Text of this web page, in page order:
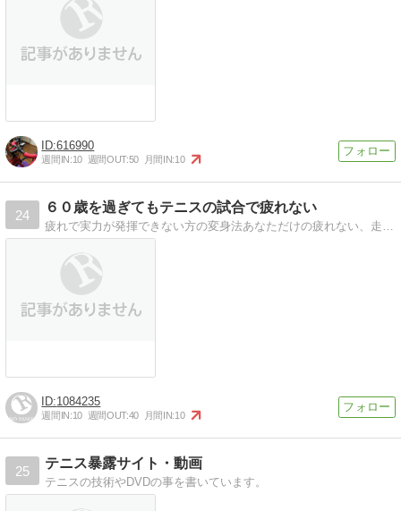
616990
週間IN:10 週間OUT:50 月間IN:10
24
６０歳を過ぎてもテニスの試合で疲れない
1084235
週間IN:10 週間OUT:40 月間IN:10
25
テニス暴露サイト・動画
テニスの技術やDVDの事を書いています。